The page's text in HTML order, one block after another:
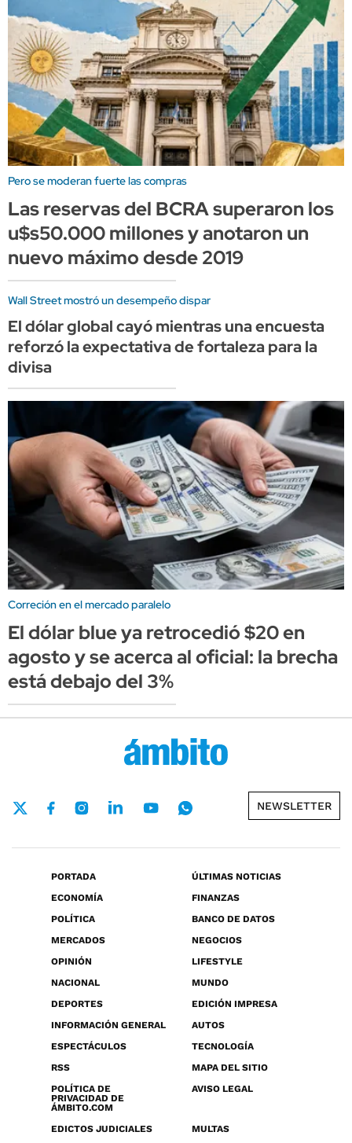
Pero se moderan fuerte las compras
Las reservas del BCRA superaron los
u$s50.000 millones y anotaron un
nuevo máximo desde 2019
Wall Street mostró un desempeño dispar
El dólar global cayó mientras una encuesta
reforzó la expectativa de fortaleza para la
divisa
Correción en el mercado paralelo
El dólar blue ya retrocedió $20 en
agosto y se acerca al oficial: la brecha
está debajo del 3%
NEWSLETTER
PORTADA
ÚLTIMAS NOTICIAS
ECONOMÍA
FINANZAS
POLÍTICA
BANCO DE DATOS
MERCADOS
NEGOCIOS
OPINIÓN
LIFESTYLE
NACIONAL
MUNDO
DEPORTES
EDICIÓN IMPRESA
INFORMACIÓN GENERAL
AUTOS
ESPECTÁCULOS
TECNOLOGÍA
RSS
MAPA DEL SITIO
POLÍTICA DE
PRIVACIDAD DE
ÁMBITO.COM
AVISO LEGAL
EDICTOS JUDICIALES MULTAS